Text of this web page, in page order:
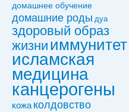
домашнее обучение
домашние роды дуа
здоровый образ
жизни иммунитет
исламская
медицина
канцерогены
кожа колдовствo